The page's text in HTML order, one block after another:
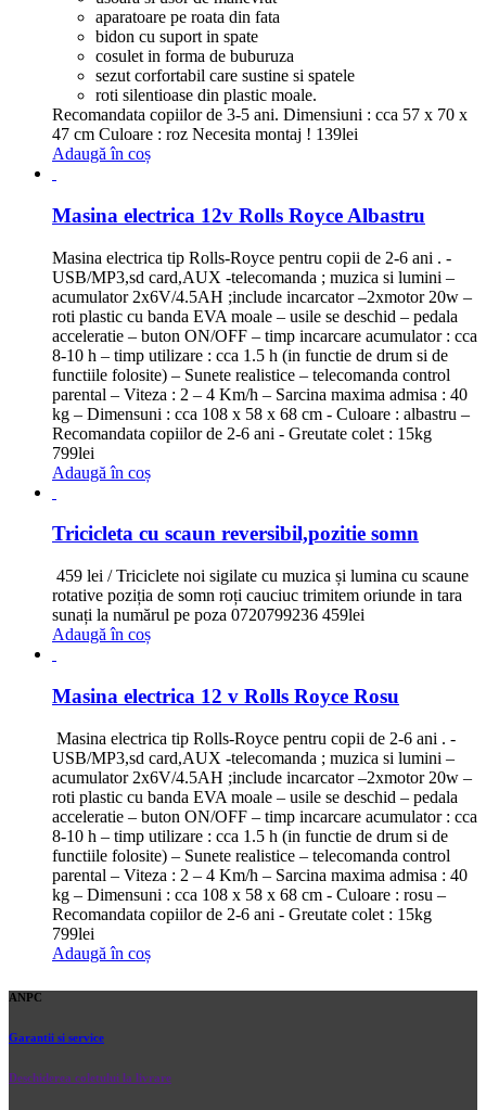
aparatoare pe roata din fata
bidon cu suport in spate
cosulet in forma de buburuza
sezut corfortabil care sustine si spatele
roti silentioase din plastic moale.
Recomandata copiilor de 3-5 ani. Dimensiuni : cca 57 x 70 x
47 cm Culoare : roz Necesita montaj ! 139lei
Adaugă în coș
Masina electrica 12v Rolls Royce Albastru
Masina electrica tip Rolls-Royce pentru copii de 2-6 ani . -
USB/MP3,sd card,AUX -telecomanda ; muzica si lumini –
acumulator 2x6V/4.5AH ;include incarcator –2xmotor 20w –
roti plastic cu banda EVA moale – usile se deschid – pedala
acceleratie – buton ON/OFF – timp incarcare acumulator : cca
8-10 h – timp utilizare : cca 1.5 h (in functie de drum si de
functiile folosite) – Sunete realistice – telecomanda control
parental – Viteza : 2 – 4 Km/h – Sarcina maxima admisa : 40
kg – Dimensuni : cca 108 x 58 x 68 cm - Culoare : albastru –
Recomandata copiilor de 2-6 ani - Greutate colet : 15kg
799lei
Adaugă în coș
Tricicleta cu scaun reversibil,pozitie somn
459 lei / Triciclete noi sigilate cu muzica și lumina cu scaune
rotative poziția de somn roți cauciuc trimitem oriunde in tara
sunați la numărul pe poza 0720799236 459lei
Adaugă în coș
Masina electrica 12 v Rolls Royce Rosu
Masina electrica tip Rolls-Royce pentru copii de 2-6 ani . -
USB/MP3,sd card,AUX -telecomanda ; muzica si lumini –
acumulator 2x6V/4.5AH ;include incarcator –2xmotor 20w –
roti plastic cu banda EVA moale – usile se deschid – pedala
acceleratie – buton ON/OFF – timp incarcare acumulator : cca
8-10 h – timp utilizare : cca 1.5 h (in functie de drum si de
functiile folosite) – Sunete realistice – telecomanda control
parental – Viteza : 2 – 4 Km/h – Sarcina maxima admisa : 40
kg – Dimensuni : cca 108 x 58 x 68 cm - Culoare : rosu –
Recomandata copiilor de 2-6 ani - Greutate colet : 15kg
799lei
Adaugă în coș
ANPC
Garantii si service
Deschiderea coletului la livrare